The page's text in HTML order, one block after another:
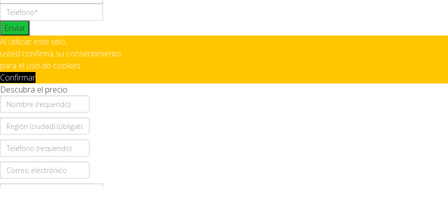
Enviar
Al utilizar este sitio,
usted confirma su consentimiento
para el uso de cookies.
Confirmar
Descubra el precio